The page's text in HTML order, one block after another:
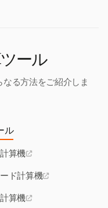
ール
る方法をご紹介しま
ル
算機
ド計算機
算機